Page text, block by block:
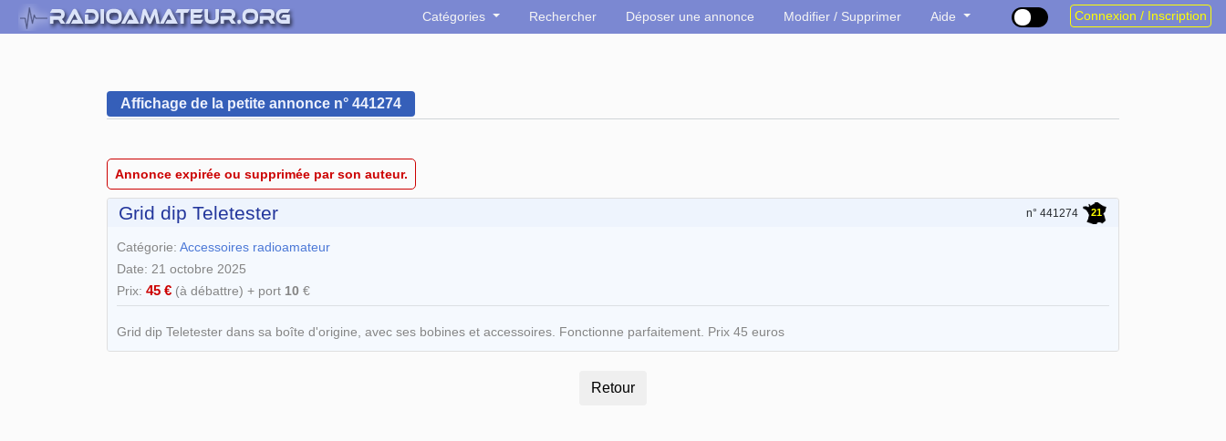
Catégories Rechercher Déposer une annonce Modifier / Supprimer Aide Connexion / Inscription
Affichage de la petite annonce n° 441274
Annonce expirée ou supprimée par son auteur.
Grid dip Teletester n° 441274 21
Catégorie: Accessoires radioamateur
Date: 21 octobre 2025
Prix: 45 € (à débattre) + port 10€
Grid dip Teletester dans sa boîte d'origine, avec ses bobines et accessoires. Fonctionne parfaitement. Prix 45 euros